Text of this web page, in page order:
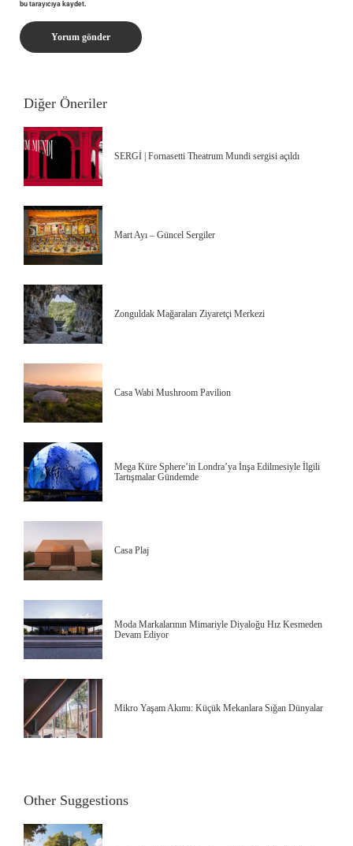
bu tarayıcıya kaydet.
Diğer Öneriler
SERGİ | Fornasetti Theatrum Mundi sergisi açıldı
Mart Ayı – Güncel Sergiler
Zonguldak Mağaraları Ziyaretçi Merkezi
Casa Wabi Mushroom Pavilion
Mega Küre Sphere’in Londra’ya İnşa Edilmesiyle İlgili
Tartışmalar Gündemde
Casa Plaj
Moda Markalarının Mimariyle Diyaloğu Hız Kesmeden
Devam Ediyor
Mikro Yaşam Akımı: Küçük Mekanlara Sığan Dünyalar
Other Suggestions